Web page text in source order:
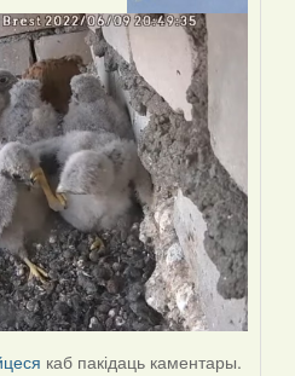
каб пакідаць каментары.